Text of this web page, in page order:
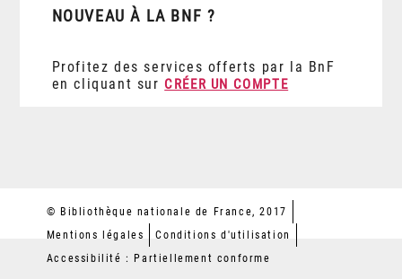
NOUVEAU À LA BNF ?
Profitez des services offerts par la BnF
en cliquant sur CRÉER UN COMPTE
© Bibliothèque nationale de France, 2017
Mentions légales
Conditions d'utilisation
Accessibilité : Partiellement conforme